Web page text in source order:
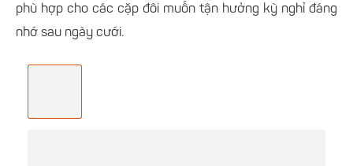
phù hợp cho các cặp đôi muốn tận hưởng kỳ nghỉ đáng
nhớ sau ngày cưới.